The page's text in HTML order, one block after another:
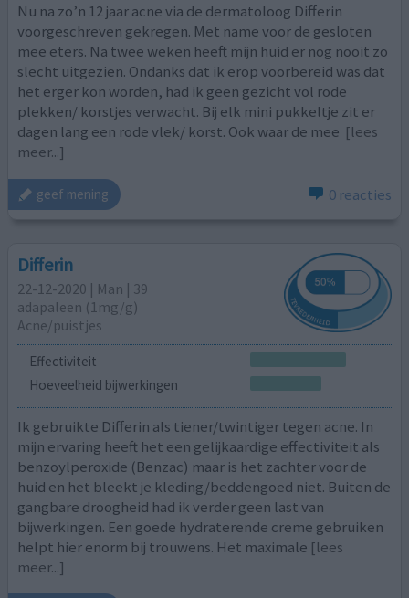
Nu na zo’n 12 jaar acne via de dermatoloog Differin
voorgeschreven gekregen. Met name voor de gesloten
mee eters. Na twee weken heeft mijn huid er nog nooit zo
slecht uitgezien. Ondanks dat ik erop voorbereid was dat
het erger kon worden, had ik geen gezicht vol rode
plekken/ korstjes verwacht. Bij elk mini pukkeltje zit er
dagen lang een rode vlek/ korst. Ook waar de mee [lees
meer...]
geef mening 0 reacties
Differin
22-12-2020 | Man | 39
adapaleen (1mg/g)
Acne/puistjes
Effectiviteit
Hoeveelheid bijwerkingen
Ik gebruikte Differin als tiener/twintiger tegen acne. In
mijn ervaring heeft het een gelijkaardige effectiviteit als
benzoylperoxide (Benzac) maar is het zachter voor de
huid en het bleekt je kleding/beddengoed niet. Buiten de
gangbare droogheid had ik verder geen last van
bijwerkingen. Een goede hydraterende creme gebruiken
helpt hier enorm bij trouwens. Het maximale [lees
meer...]